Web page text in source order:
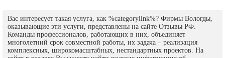
Вас интересует такая услуга, как %categorylink%? Фирмы Вологды,
оказывающие эти услуги, представлены на сайте Отзывы РФ.
Команды профессионалов, работающих в них, объединяет
многолетний срок совместной работы, их задача – реализация
комплексных, широкомасштабных, нестандартных проектов. На